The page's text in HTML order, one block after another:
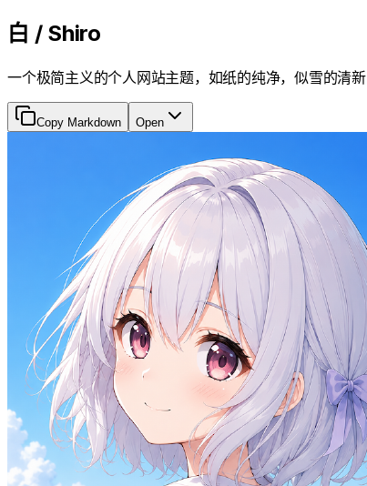
白 / Shiro
一个极简主义的个人网站主题，如纸的纯净，似雪的清新
Copy Markdown Open